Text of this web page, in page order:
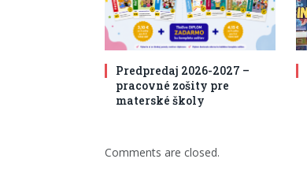
Predpredaj 2026-2027 –
pracovné zošity pre
materské školy
Comments are closed.